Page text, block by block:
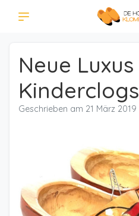
Neue Luxus
Kinderclogs
Geschrieben am 21 März 2019